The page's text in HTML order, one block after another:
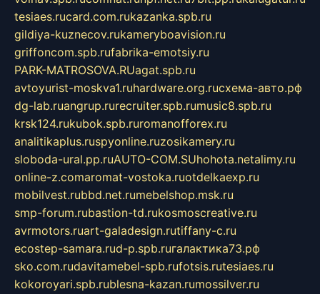
tesiaes.rucard.com.rukazanka.spb.ru
gildiya-kuznecov.rukameryboavision.ru
griffoncom.spb.rufabrika-emotsiy.ru
PARK-MATROSOVA.RUagat.spb.ru
avtoyurist-moskva1.ruhardware.org.ruсхема-авто.рф
dg-lab.ruangrup.rurecruiter.spb.rumusic8.spb.ru
krsk124.rukubok.spb.ruromanofforex.ru
analitikaplus.ruspyonline.ruzosikamery.ru
sloboda-ural.pp.ruAUTO-COM.SUhohota.netalimy.ru
online-z.comaromat-vostoka.ruotdelkaexp.ru
mobilvest.rubbd.net.rumebelshop.msk.ru
smp-forum.rubastion-td.rukosmoscreative.ru
avrmotors.ruart-galadesign.rutiffany-c.ru
ecostep-samara.rud-p.spb.ruгалактика73.рф
sko.com.rudavitamebel-spb.rufotsis.rutesiaes.ru
kokoroyari.spb.rublesna-kazan.rumossilver.ru